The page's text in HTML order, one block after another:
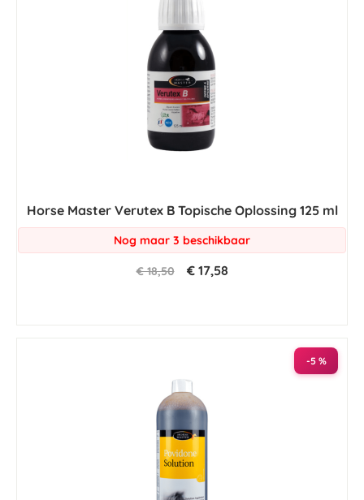
Horse Master Verutex B Topische Oplossing 125 ml
Nog maar 3 beschikbaar
€ 18,50 € 17,58
-5 %